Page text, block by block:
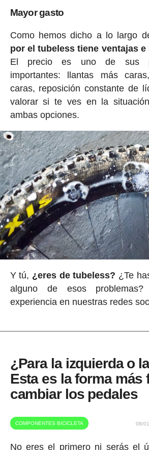
Mayor gasto
Como hemos dicho a lo largo
por el tubeless tiene ventajas
El precio es uno de sus
importantes: llantas más
caras, reposición constante de
valorar si te ves en la
ambas opciones.
Y tú, ¿eres de tubeless? ¿Te
alguno de esos problemas?
experiencia en nuestras redes
¿Para la izquierda o
Esta es la forma más
cambiar los pedales
COMPONENTES BICICLETA 08/
No eres el primero ni serás el